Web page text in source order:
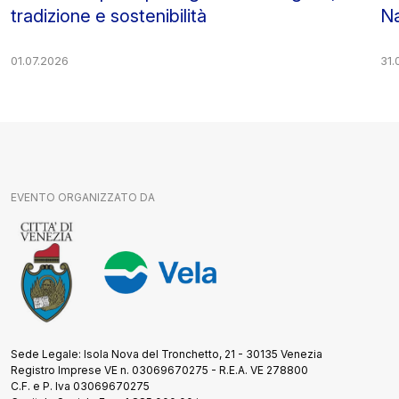
tradizione e sostenibilità
01.07.2026
EVENTO ORGANIZZATO DA
Sede Legale: Isola Nova del Tronchetto, 21 - 30135 Venezia
Registro Imprese VE n. 03069670275 - R.E.A. VE 278800
C.F. e P. Iva 03069670275